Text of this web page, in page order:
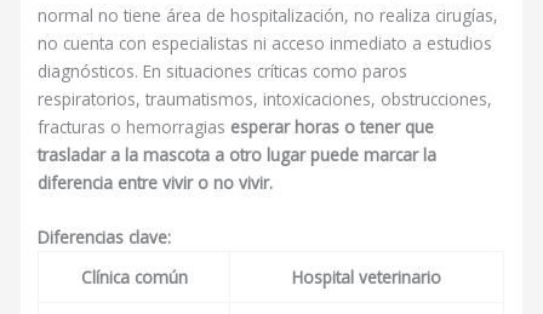
normal no tiene área de hospitalización, no realiza cirugías,
no cuenta con especialistas ni acceso inmediato a estudios
diagnósticos. En situaciones críticas como paros
respiratorios, traumatismos, intoxicaciones, obstrucciones,
fracturas o hemorragias esperar horas o tener que
trasladar a la mascota a otro lugar puede marcar la
diferencia entre vivir o no vivir.
Diferencias clave:
Clínica común
Hospital veterinario